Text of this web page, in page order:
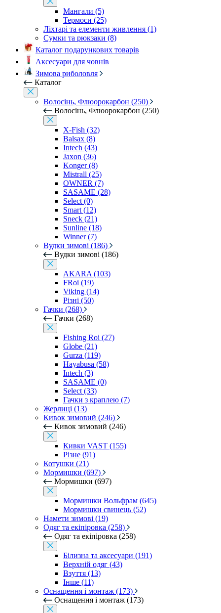
Мангали (5)
Термоси (25)
Ліхтарі та елементи живлення (1)
Сумки та рюкзаки (8)
Каталог подарункових товарів
Аксесуари для човнів
Зимова риболовля
Каталог
Волосінь, Флюорокарбон (250)
Волосінь, Флюорокарбон (250)
X-Fish (32)
Balsax (8)
Intech (43)
Jaxon (36)
Konger (8)
Mistrall (25)
OWNER (7)
SASAME (28)
Select (0)
Smart (12)
Sneck (21)
Sunline (18)
Winner (7)
Вудки зимові (186)
Вудки зимові (186)
AKARA (103)
FRoi (19)
Viking (14)
Різні (50)
Гачки (268)
Гачки (268)
Fishing Roi (27)
Globe (21)
Gurza (119)
Hayabusa (58)
Intech (3)
SASAME (0)
Select (33)
Гачки з краплею (7)
Жерлиці (13)
Кивок зимовий (246)
Кивок зимовий (246)
Кивки VAST (155)
Різне (91)
Котушки (21)
Мормишки (697)
Мормишки (697)
Мормишки Вольфрам (645)
Мормишки свинець (52)
Намети зимові (19)
Одяг та екіпіровка (258)
Одяг та екіпіровка (258)
Білизна та аксесуари (191)
Верхній одяг (43)
Взуття (13)
Інше (11)
Оснащення і монтаж (173)
Оснащення і монтаж (173)